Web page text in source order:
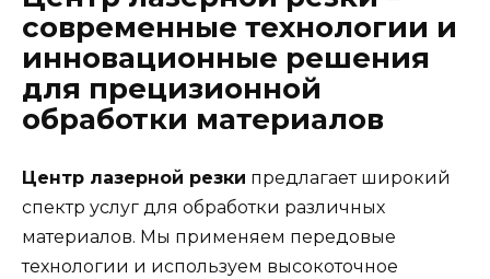
современные технологии и
инновационные решения
для прецизионной
обработки материалов
Центр лазерной резки предлагает широкий
спектр услуг для обработки различных
материалов. Мы применяем передовые
технологии и используем высокоточное